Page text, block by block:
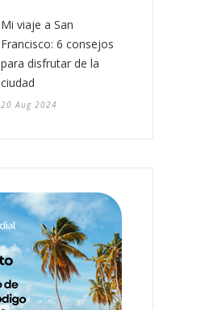
Mi viaje a San
Francisco: 6 consejos
para disfrutar de la
ciudad
20 Aug 2024